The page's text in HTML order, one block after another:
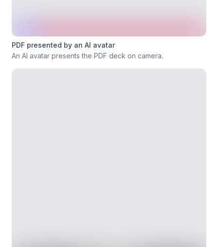
PDF presented by an AI avatar
An AI avatar presents the PDF deck on camera.